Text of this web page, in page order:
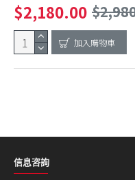
$2,180.00
加入購物車
信息咨詢